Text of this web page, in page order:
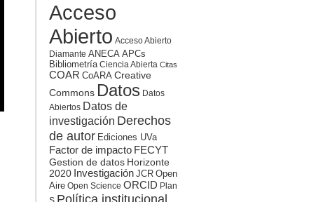
Acceso
Abierto Acceso Abierto
Diamante ANECA APCs
Bibliometría Ciencia Abierta Citas
COAR CoARA Creative
Commons Datos Datos
Abiertos Datos de
investigación Derechos
de autor Ediciones UVa
Factor de impacto FECYT
Gestion de datos Horizonte
2020 Investigación JCR Open
Aire Open Science ORCID Plan
Política institucional